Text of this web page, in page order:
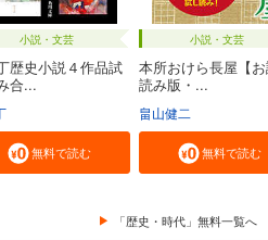
小説・文芸
歴史小説４作品試
合...
無料で読む
小説・文芸
本所おけら長屋【
読み版・...
畠山健二
無料で読む
「歴史・時代」無料一覧へ